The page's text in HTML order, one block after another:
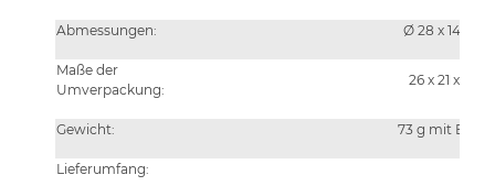
Abmessungen: Ø 28 x 140
Maße der
Umverpackung:
26 x 21 x 5 cm
Gewicht: 73 g mit
Lieferumfang: